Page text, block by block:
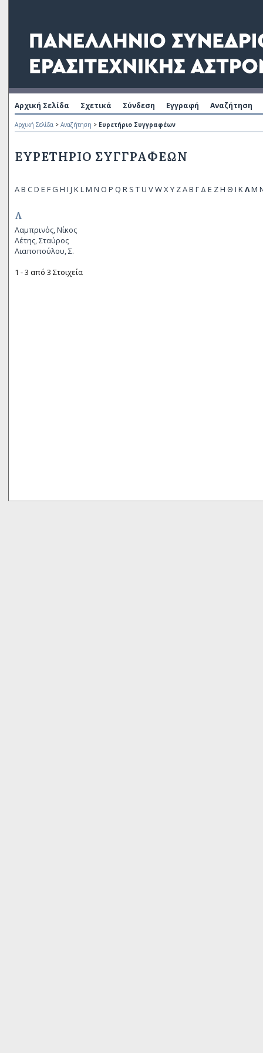
Αρχική Σελίδα Σχετικά Σύνδεση Εγγραφή Αναζήτηση
Αρχική Σελίδα > Αναζήτηση > Ευρετήριο Συγγραφέων
ΕΥΡΕΤΉΡΙΟ ΣΥΓΓΡΑΦΈΩΝ
AB CD E FG H I J KLM N O P Q R S TU VWXY ZΑΒ Γ Δ Ε ΖΗ Θ Ι ΚΛΜ
Λ
Λαμπρινός, Νίκος
Λέτης, Σταύρος
Λιαποπούλου, Σ.
1 - 3 από 3 Στοιχεία